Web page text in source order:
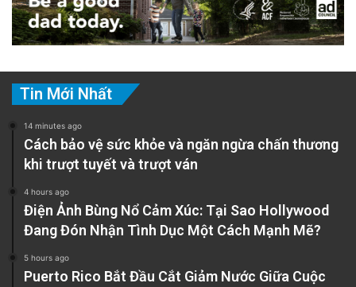
Tin Mới Nhất
14 minutes ago
Cách bảo vệ sức khỏe và ngăn ngừa chấn thương
khi trượt tuyết và trượt ván
4 hours ago
Điện Ảnh Bùng Nổ Cảm Xúc: Tại Sao Hollywood
Đang Đón Nhận Tình Dục Một Cách Mạnh Mẽ?
5 hours ago
Puerto Rico Bắt Đầu Cắt Giảm Nước Giữa Cuộc